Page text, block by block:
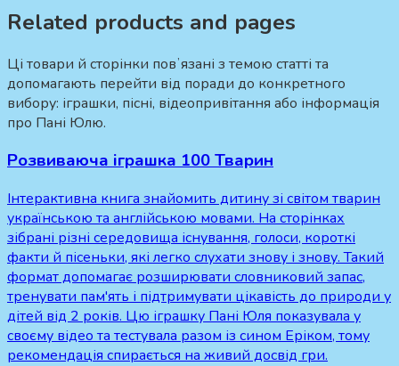
Related products and pages
Ці товари й сторінки повʼязані з темою статті та
допомагають перейти від поради до конкретного
вибору: іграшки, пісні, відеопривітання або інформація
про Пані Юлю.
Розвиваюча іграшка 100 Тварин
Інтерактивна книга знайомить дитину зі світом тварин
українською та англійською мовами. На сторінках
зібрані різні середовища існування, голоси, короткі
факти й пісеньки, які легко слухати знову і знову. Такий
формат допомагає розширювати словниковий запас,
тренувати пам'ять і підтримувати цікавість до природи у
дітей від 2 років. Цю іграшку Пані Юля показувала у
своєму відео та тестувала разом із сином Еріком, тому
рекомендація спирається на живий досвід гри.